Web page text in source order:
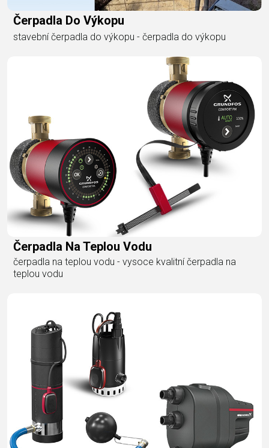
Čerpadla Do Výkopu
stavební čerpadla do výkopu - čerpadla do výkopu
Čerpadla Na Teplou Vodu
čerpadla na teplou vodu - vysoce kvalitní čerpadla na
teplou vodu